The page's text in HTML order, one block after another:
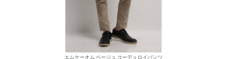
エムケーオム ベージュ コーデュロイパンツ